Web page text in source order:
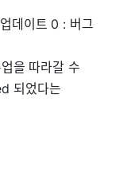
데이트 0 : 버그
을 따라갈 수
되었다는